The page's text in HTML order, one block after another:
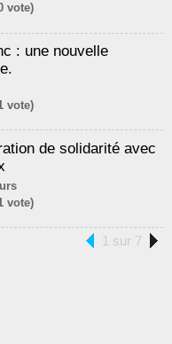
vote)
: une nouvelle
vote)
de solidarité avec
vote)
1 sur 7